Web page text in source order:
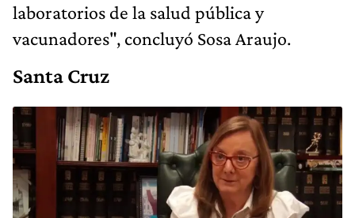
laboratorios de la salud pública y
vacunadores", concluyó Sosa Araujo.
Santa Cruz